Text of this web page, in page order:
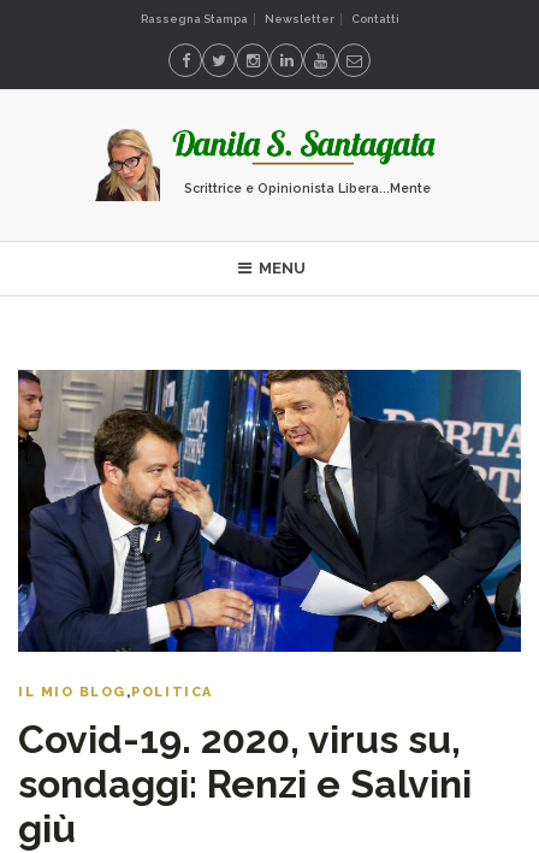
Rassegna Stampa Newsletter Contatti
Scrittrice e Opinionista Libera...Mente
MENU
IL MIO BLOG , POLITICA
Covid-19. 2020, virus su,
sondaggi: Renzi e Salvini
giù